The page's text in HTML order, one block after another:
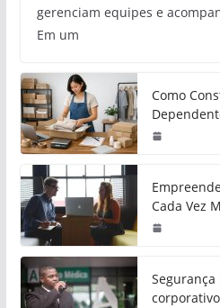
gerenciam equipes e
Em um
Como
Cada Vez